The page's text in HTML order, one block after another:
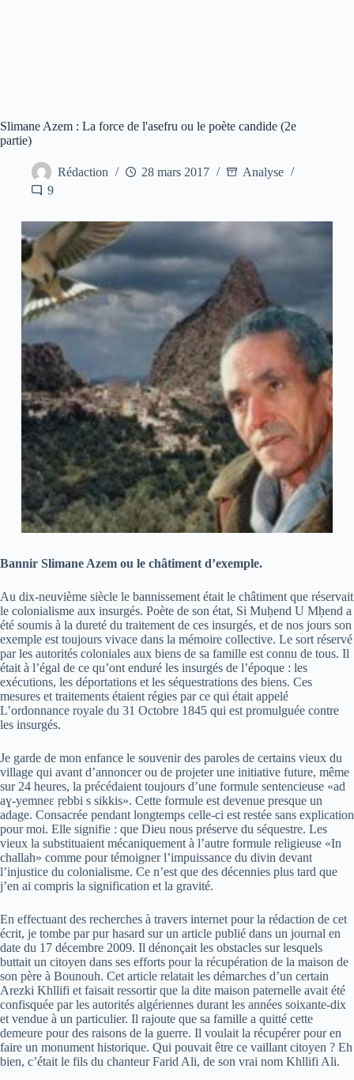
Slimane Azem : La force de l'asefru ou le poète candide (2e
partie)
Rédaction 28 mars 2017
Analyse
9
Bannir Slimane Azem ou le châtiment d’exemple.
Au dix-neuvième siècle le bannissement était le châtiment que réservait
le colonialisme aux insurgés. Poète de son état, Si Muḥend U Mḥend a
été soumis à la dureté du traitement de ces insurgés, et de nos jours son
exemple est toujours vivace dans la mémoire collective. Le sort réservé
par les autorités coloniales aux biens de sa famille est connu de tous. Il
était à l’égal de ce qu’ont enduré les insurgés de l’époque : les
exécutions, les déportations et les séquestrations des biens. Ces
mesures et traitements étaient régies par ce qui était appelé
L’ordonnance royale du 31 Octobre 1845 qui est promulguée contre
les insurgés.
Je garde de mon enfance le souvenir des paroles de certains vieux du
village qui avant d’annoncer ou de projeter une initiative future, même
sur 24 heures, la précédaient toujours d’une formule sentencieuse «ad
aɣ-yemneɛ ṛebbi s sikkis». Cette formule est devenue presque un
adage. Consacrée pendant longtemps celle-ci est restée sans explication
pour moi. Elle signifie : que Dieu nous préserve du séquestre. Les
vieux la substituaient mécaniquement à l’autre formule religieuse «In
challah» comme pour témoigner l’impuissance du divin devant
l’injustice du colonialisme. Ce n’est que des décennies plus tard que
j’en ai compris la signification et la gravité.
En effectuant des recherches à travers internet pour la rédaction de cet
écrit, je tombe par pur hasard sur un article publié dans un journal en
date du 17 décembre 2009. Il dénonçait les obstacles sur lesquels
buttait un citoyen dans ses efforts pour la récupération de la maison de
son père à Bounouh. Cet article relatait les démarches d’un certain
Arezki Khllifi et faisait ressortir que la dite maison paternelle avait été
confisquée par les autorités algériennes durant les années soixante-dix
et vendue à un particulier. Il rajoute que sa famille a quitté cette
demeure pour des raisons de la guerre. Il voulait la récupérer pour en
faire un monument historique. Qui pouvait être ce vaillant citoyen ? Eh
bien, c’était le fils du chanteur Farid Ali, de son vrai nom Khllifi Ali.